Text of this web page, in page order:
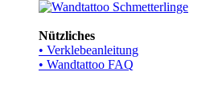
Nützliches
• Verklebeanleitung
• Wandtattoo FAQ